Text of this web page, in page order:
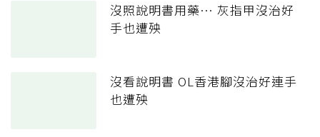
沒照說明書用藥… 灰指甲沒治好
手也遭殃
沒看說明書 OL香港腳沒治好連手
也遭殃